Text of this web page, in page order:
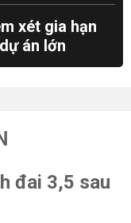
xét gia hạn
án lớn
đai 3,5 sau